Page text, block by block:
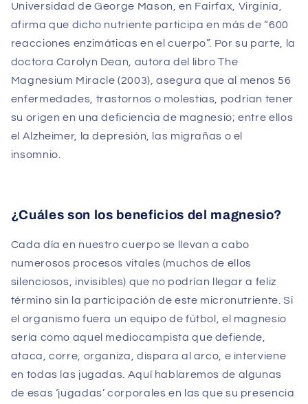
Universidad de George Mason, en Fairfax, Virginia,
afirma que dicho nutriente participa en más de “600
reacciones enzimáticas en el cuerpo”. Por su parte, la
doctora Carolyn Dean, autora del libro The
Magnesium Miracle (2003), asegura que al menos 56
enfermedades, trastornos o molestias, podrían tener
su origen en una deficiencia de magnesio; entre ellos
el Alzheimer, la depresión, las migrañas o el
insomnio.
¿Cuáles son los beneficios del magnesio?
Cada día en nuestro cuerpo se llevan a cabo
numerosos procesos vitales (muchos de ellos
silenciosos, invisibles) que no podrían llegar a feliz
término sin la participación de este micronutriente. Si
el organismo fuera un equipo de fútbol, el magnesio
sería como aquel mediocampista que defiende,
ataca, corre, organiza, dispara al arco, e interviene
en todas las jugadas. Aquí hablaremos de algunas
de esas ‘jugadas’ corporales en las que su presencia